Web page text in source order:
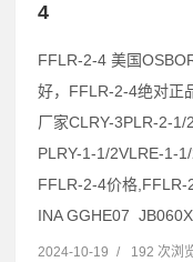
4
FFLR-2-4 美国
好，FFLR-2-4绝对正
厂家CLRY-3PLR-2-
PLRY-1-1/2VLRE-1-
FFLR-2-4价格,FFLR-
INA GGHE07
2024-10-19 / 192 次浏